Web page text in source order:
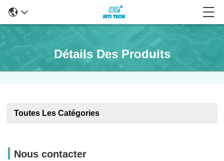
Détails Des Produits
Toutes Les Catégories
Nous contacter